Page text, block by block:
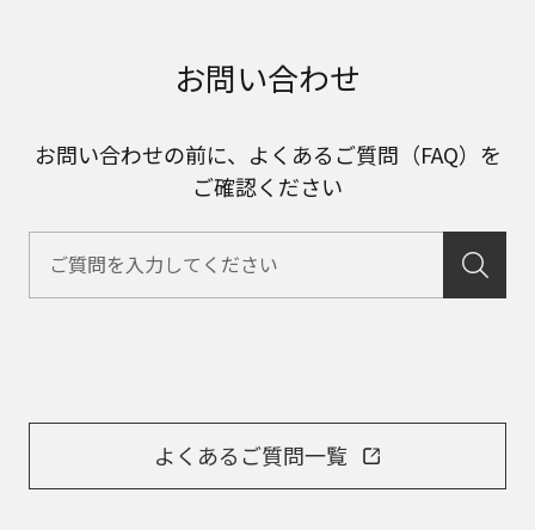
お問い合わせ
お問い合わせの前に、よくあるご質問（FAQ）を
ご確認ください
よくあるご質問一覧